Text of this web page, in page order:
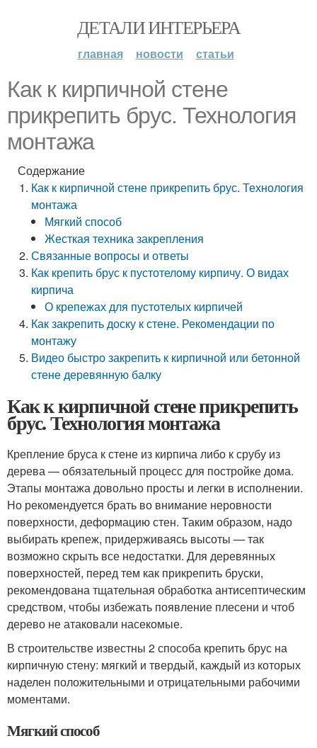
ДЕТАЛИ ИНТЕРЬЕРА
главная новости статьи
Как к кирпичной стене
прикрепить брус. Технология
монтажа
Содержание
Как к кирпичной стене прикрепить брус. Технология
монтажа
Мягкий способ
Жесткая техника закрепления
Связанные вопросы и ответы
Как крепить брус к пустотелому кирпичу. О видах
кирпича
О крепежах для пустотелых кирпичей
Как закрепить доску к стене. Рекомендации по
монтажу
Видео быстро закрепить к кирпичной или бетонной
стене деревянную балку
Как к кирпичной стене прикрепить
брус. Технология монтажа
Крепление бруса к стене из кирпича либо к срубу из
дерева — обязательный процесс для постройке дома.
Этапы монтажа довольно просты и легки в исполнении.
Но рекомендуется брать во внимание неровности
поверхности, деформацию стен. Таким образом, надо
выбирать крепеж, придерживаясь высоты — так
возможно скрыть все недостатки. Для деревянных
поверхностей, перед тем как прикрепить бруски,
рекомендована тщательная обработка антисептическим
средством, чтобы избежать появление плесени и чтоб
дерево не атаковали насекомые.
В строительстве известны 2 способа крепить брус на
кирпичную стену: мягкий и твердый, каждый из которых
наделен положительными и отрицательными рабочими
моментами.
Мягкий способ